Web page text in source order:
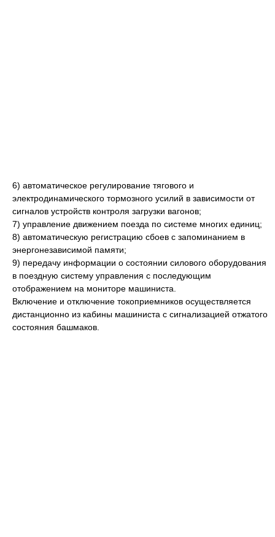
6) автоматическое регулирование тягового и
электродинамического тормозного усилий в зависимости от
сигналов устройств контроля загрузки вагонов;
7) управление движением поезда по системе многих единиц;
8) автоматическую регистрацию сбоев с запоминанием в
энергонезависимой памяти;
9) передачу информации о состоянии силового оборудования
в поездную систему управления с последующим
отображением на мониторе машиниста.
Включение и отключение токоприемников осуществляется
дистанционно из кабины машиниста с сигнализацией отжатого
состояния башмаков.